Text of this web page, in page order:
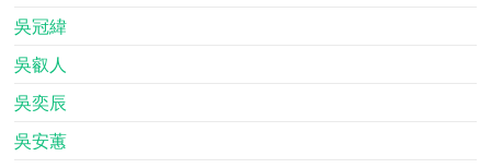
吳冠緯
吳叡人
吳奕辰
吳安蕙